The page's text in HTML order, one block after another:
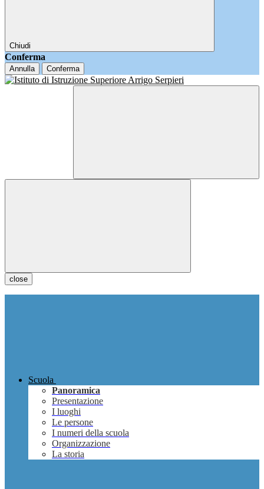
Chiudi
Conferma
Annulla Conferma
close
Scuola
Panoramica
Presentazione
I luoghi
Le persone
I numeri della scuola
Organizzazione
La storia